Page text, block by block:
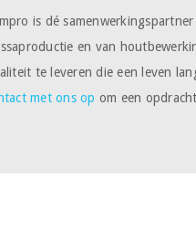
is dé
en van
te leveren die een leven
met ons op om een